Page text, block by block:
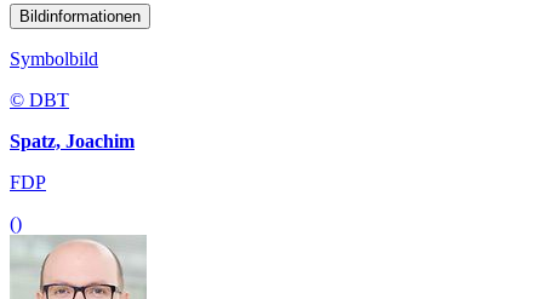
Bildinformationen
Symbolbild
© DBT
Spatz, Joachim
FDP
()